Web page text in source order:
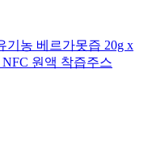
농 베르가못즙 20g x
NFC 원액 착즙주스